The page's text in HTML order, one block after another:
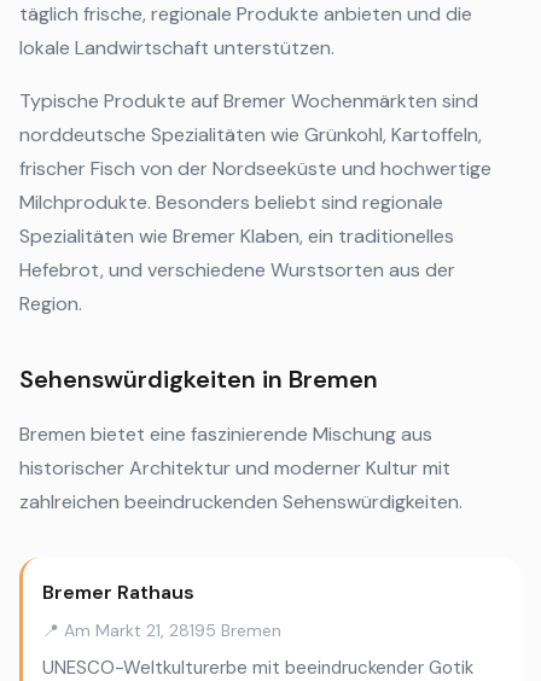
täglich frische, regionale Produkte anbieten und die
lokale Landwirtschaft unterstützen.
Typische Produkte auf Bremer Wochenmärkten sind
norddeutsche Spezialitäten wie Grünkohl, Kartoffeln,
frischer Fisch von der Nordseeküste und hochwertige
Milchprodukte. Besonders beliebt sind regionale
Spezialitäten wie Bremer Klaben, ein traditionelles
Hefebrot, und verschiedene Wurstsorten aus der
Region.
Sehenswürdigkeiten in Bremen
Bremen bietet eine faszinierende Mischung aus
historischer Architektur und moderner Kultur mit
zahlreichen beeindruckenden Sehenswürdigkeiten.
Bremer Rathaus
📍 Am Markt 21, 28195 Bremen
UNESCO-Weltkulturerbe mit beeindruckender Gotik